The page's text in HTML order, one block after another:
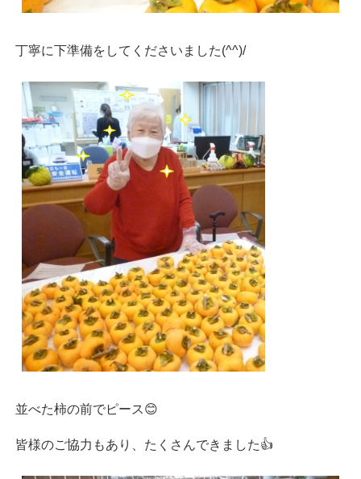
丁寧に下準備をしてくださいました(^^)/
並べた柿の前でピース😊
皆様のご協力もあり、たくさんできました👍